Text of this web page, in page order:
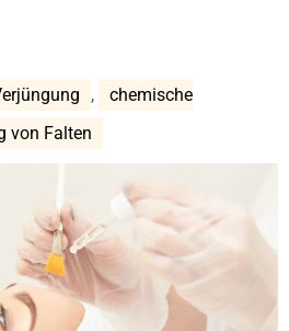
,
chemische
von Falten